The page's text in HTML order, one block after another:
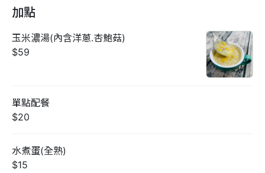
加點
玉米濃湯(內含洋蔥.杏鮑菇)
$59
單點配餐
$20
水煮蛋(全熟)
$15